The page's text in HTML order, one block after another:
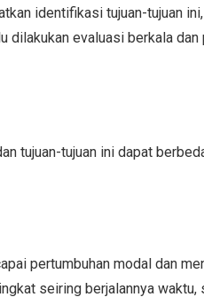
identifikasi tujuan-tujuan
dilakukan evaluasi berkala
tujuan-tujuan ini dapat
pertumbuhan modal dan
seiring berjalannya